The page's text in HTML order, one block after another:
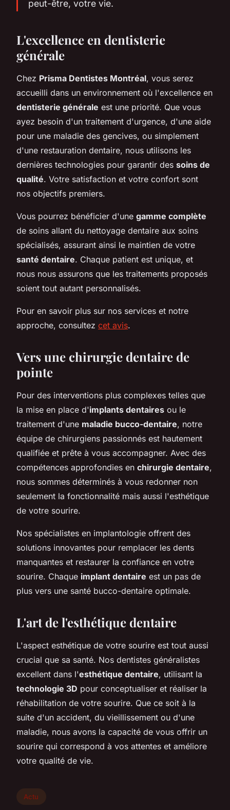
peut-être, votre vie.
L'excellence en dentisterie
générale
Chez Prisma Dentistes Montréal, vous serez
accueilli dans un environnement où l'excellence en
dentisterie générale est une priorité. Que vous
ayez besoin d'un traitement d'urgence, d'une aide
pour une maladie des gencives, ou simplement
d'une restauration dentaire, nous utilisons les
dernières technologies pour garantir des soins de
qualité. Votre satisfaction et votre confort sont
nos objectifs premiers.
Vous pourrez bénéficier d'une gamme complète
de soins allant du nettoyage dentaire aux soins
spécialisés, assurant ainsi le maintien de votre
santé dentaire. Chaque patient est unique, et
nous nous assurons que les traitements proposés
soient tout autant personnalisés.
Pour en savoir plus sur nos services et notre
approche, consultez cet avis.
Vers une chirurgie dentaire de
pointe
Pour des interventions plus complexes telles que
la mise en place d'implants dentaires ou le
traitement d'une maladie bucco-dentaire, notre
équipe de chirurgiens passionnés est hautement
qualifiée et prête à vous accompagner. Avec des
compétences approfondies en chirurgie dentaire,
nous sommes déterminés à vous redonner non
seulement la fonctionnalité mais aussi l'esthétique
de votre sourire.
Nos spécialistes en implantologie offrent des
solutions innovantes pour remplacer les dents
manquantes et restaurer la confiance en votre
sourire. Chaque implant dentaire est un pas de
plus vers une santé bucco-dentaire optimale.
L'art de l'esthétique dentaire
L'aspect esthétique de votre sourire est tout aussi
crucial que sa santé. Nos dentistes généralistes
excellent dans l'esthétique dentaire, utilisant la
technologie 3D pour conceptualiser et réaliser la
réhabilitation de votre sourire. Que ce soit à la
suite d'un accident, du vieillissement ou d'une
maladie, nous avons la capacité de vous offrir un
sourire qui correspond à vos attentes et améliore
votre qualité de vie.
Actu